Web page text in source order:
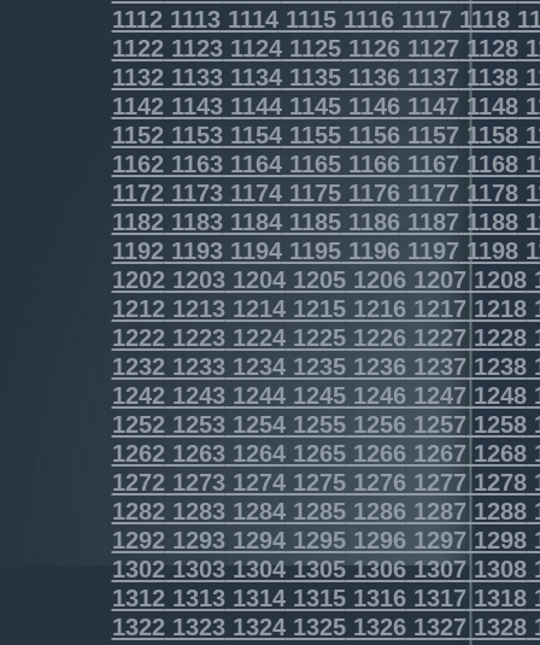
1112111311141115111611171118
1122112311241125112611271128
1132113311341135113611371138
1142114311441145114611471148
1152115311541155115611571158
1162116311641165116611671168
1172117311741175117611771178
1182118311841185118611871188
119211931194119511961197 1198
1202120312041205120612071208
1212121312141215121612171218
1222122312241225122612271228
1232123312341235123612371238
1242124312441245124612471248
1252125312541255125612571258
1262126312641265126612671268
1272127312741275127612771278
128212831284128512861287 1288
1292129312941295129612971298
1302130313041305130613071308
1312131313141315131613171318
1322132313241325132613271328